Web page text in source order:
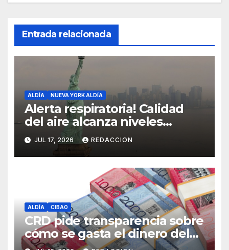
Entrada relacionada
ALDÍA NUEVA YORK ALDÍA
Alerta respiratoria! Calidad
del aire alcanza niveles
peligrosos en NYC
JUL 17, 2026 REDACCION
ALDÍA CIBAO
CRD pide transparencia sobre
cómo se gasta el dinero del
Seguro Familiar de Salud